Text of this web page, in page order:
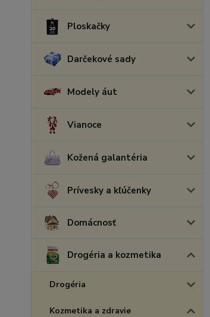
Ploskačky
Darčekové sady
Modely áut
Vianoce
Kožená galantéria
Prívesky a kľúčenky
Domácnosť
Drogéria a kozmetika
Drogéria
Kozmetika a zdravie